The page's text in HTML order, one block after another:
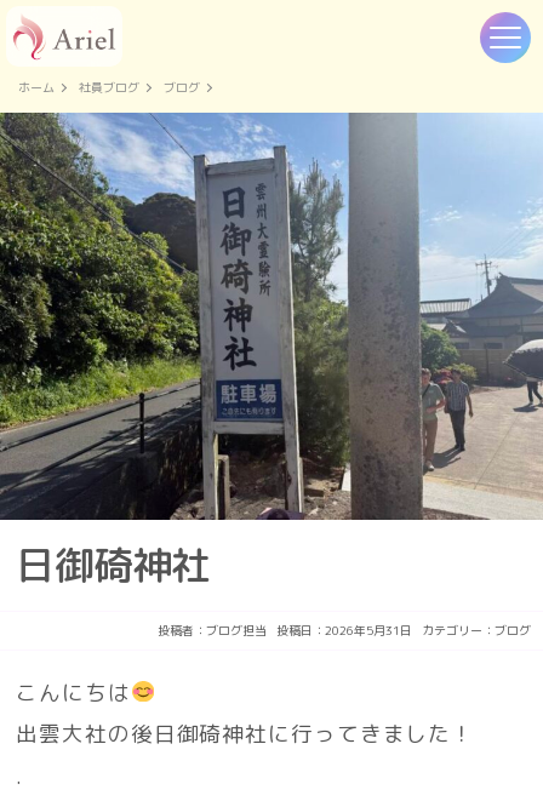
ホーム 社員ブログ ブログ
日御碕神社
投稿者： ブログ担当 投稿日：2026年5月31日 カテゴリー： ブログ
こんにちは
出雲大社の後日御碕神社に行ってきました！
.